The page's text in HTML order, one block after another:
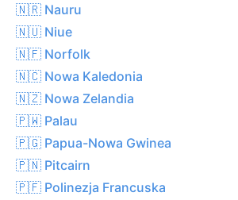
🇳🇷 Nauru
🇳🇺 Niue
🇳🇫 Norfolk
🇳🇨 Nowa Kaledonia
🇳🇿 Nowa Zelandia
🇵🇼 Palau
🇵🇬 Papua-Nowa Gwinea
🇵🇳 Pitcairn
🇵🇫 Polinezja Francuska